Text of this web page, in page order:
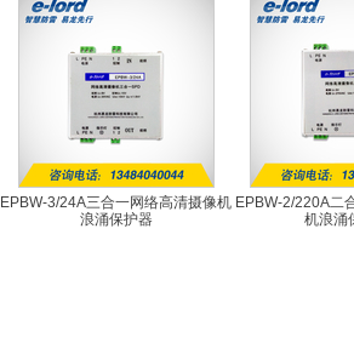
EPBW-3/24A三合一网络高清摄像机
浪涌保护器
EPBW-2/220A二
机浪涌